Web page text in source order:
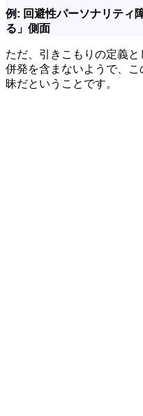
例: 回避性パーソナリティ
る」側面
ただ、引きこもりの定義
併発を含まないようで、
昧だということです。